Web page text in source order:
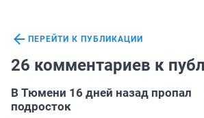
ПЕРЕЙТИ К ПУБЛИКАЦИИ
26 комментариев к
В Тюмени 16 дней назад пропал
подросток